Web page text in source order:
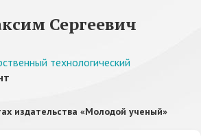
Сергеевич
технологический
издательства «Молодой ученый»